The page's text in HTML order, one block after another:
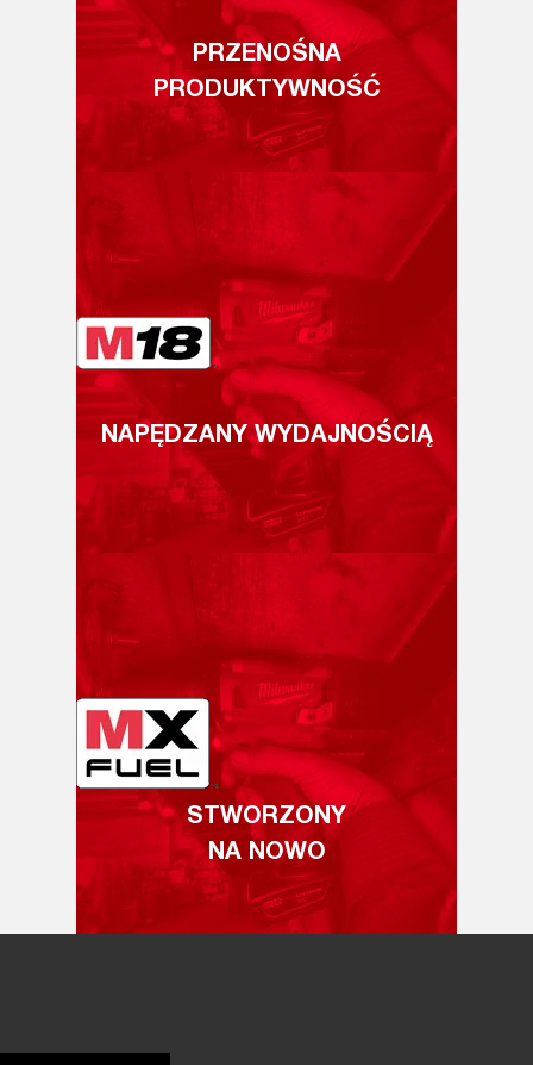
PRZENOŚNA
PRODUKTYWNOŚĆ
NAPĘDZANY WYDAJNOŚCIĄ
STWORZONY
NA NOWO